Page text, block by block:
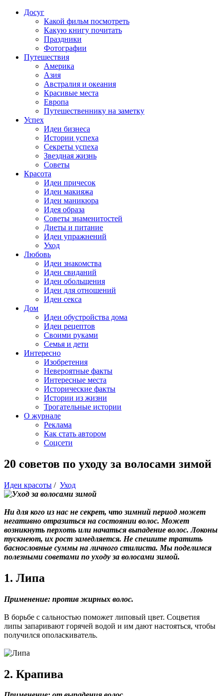
Досуг
Какой фильм посмотреть
Какую книгу почитать
Праздники
Фотографии
Путешествия
Америка
Азия
Австралия и океания
Красивые места
Европа
Путешественнику на заметку
Успех
Идеи бизнеса
Истории успеха
Секреты успеха
Звездная жизнь
Советы
Красота
Идеи причесок
Идеи макияжа
Идеи маникюра
Идея образа
Советы знаменитостей
Диеты и питание
Идеи упражнений
Уход
Любовь
Идеи знакомства
Идеи свиданий
Идеи обольщения
Идеи для отношений
Идеи секса
Дом
Идеи обустройства дома
Идеи рецептов
Своими руками
Семья и дети
Интересно
Изобретения
Невероятные факты
Интересные места
Исторические факты
Истории из жизни
Трогательные истории
О журнале
Реклама
Как стать автором
Соцсети
20 советов по уходу за волосами зимой
Идеи красоты / Уход
Ни для кого из нас не секрет, что зимний период может
негативно отразиться на состоянии волос. Может
возникнуть перхоть или начаться выпадение волос. Локоны
тускнеют, их рост замедляется. Не спешите тратить
баснословные суммы на личного стилиста. Мы поделимся
полезными советами по уходу за волосами зимой.
1. Липа
Применение: против жирных волос.
В борьбе с сальностью поможет липовый цвет. Соцветия
липы запаривают горячей водой и им дают настояться, чтобы
получился ополаскиватель.
2. Крапива